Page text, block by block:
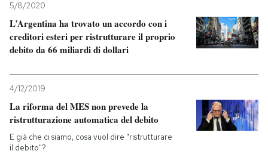
Tecnologia
Internet
Scienza
Ok Boomer!
Mondiali calcio 2026
PODCAST
5/8/2020
L’Argentina ha trovato un accordo con i
creditori esteri per ristrutturare il proprio
debito da 66 miliardi di dollari
4/12/2019
La riforma del MES non prevede la
ristrutturazione automatica del debito
E già che ci siamo, cosa vuol dire "ristrutturare
il debito"?